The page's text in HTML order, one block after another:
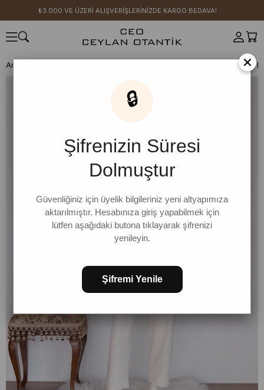
₺3.000 VE ÜZERİ ALIŞVERİŞLERİNİZDE KARGO BEDAVA!
Anasayfa ×
🔒
Şifrenizin Süresi
Dolmuştur
Güvenliğiniz için üyelik bilgileriniz yeni altyapımıza
aktarılmıştır. Hesabınıza giriş yapabilmek için
lütfen aşağıdaki butona tıklayarak şifrenizi
yenileyin.
Şifremi Yenile